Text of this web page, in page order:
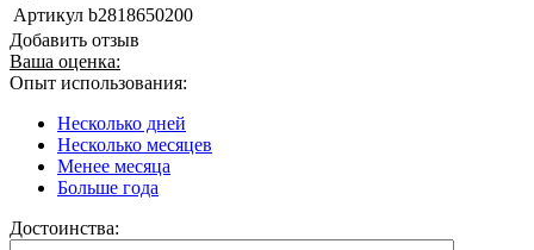
Артикул b2818650200
Добавить отзыв
Ваша оценка:
Опыт использования:
Несколько дней
Несколько месяцев
Менее месяца
Больше года
Достоинства: